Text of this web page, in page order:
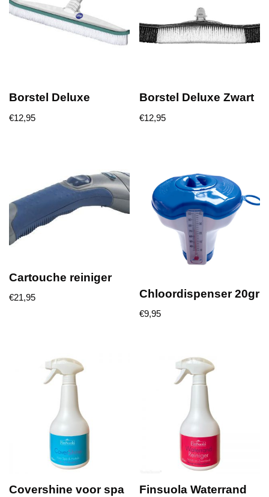
Borstel Deluxe
€12,95
Borstel Deluxe Zwart
€12,95
Cartouche reiniger
€21,95 Chloordispenser 20gr
€9,95
Covershine voor spa
Finsuola Waterrand